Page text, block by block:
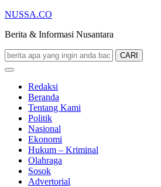
NUSSA.CO
Berita & Informasi Nusantara
CARI
Redaksi
Beranda
Tentang Kami
Politik
Nasional
Ekonomi
Hukum – Kriminal
Olahraga
Sosok
Advertorial